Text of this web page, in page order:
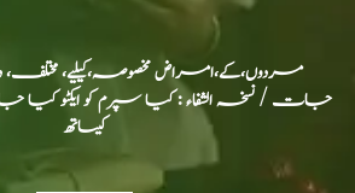
مردوں،کے،امراض مخصوصہ،کیلیے، مختلف،
جات / نسخہ الشفاء : کیا سپرم کو ایکٹو کیا
کیساتھ